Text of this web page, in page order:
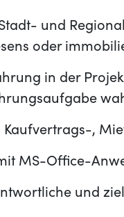
und
oder
in der
Kaufvertrags-,
MS-Office-
und